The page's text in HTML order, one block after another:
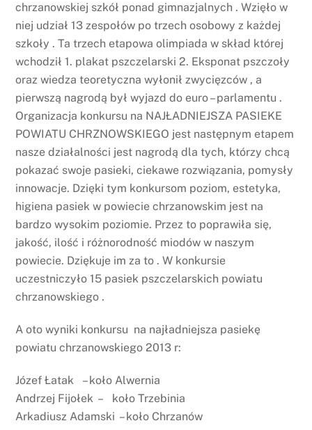
chrzanowskiej szkół ponad gimnazjalnych . Wzięło w
niej udział 13 zespołów po trzech osobowy z każdej
szkoły . Ta trzech etapowa olimpiada w skład której
wchodził 1. plakat pszczelarski 2. Eksponat pszczoły
oraz wiedza teoretyczna wyłonił zwycięzców , a
pierwszą nagrodą był wyjazd do euro – parlamentu .
Organizacja konkursu na NAJŁADNIEJSZA PASIEKE
POWIATU CHRZNOWSKIEGO jest następnym etapem
nasze działalności jest nagrodą dla tych, którzy chcą
pokazać swoje pasieki, ciekawe rozwiązania, pomysły
innowacje. Dzięki tym konkursom poziom, estetyka,
higiena pasiek w powiecie chrzanowskim jest na
bardzo wysokim poziomie. Przez to poprawiła się,
jakość, ilość i różnorodność miodów w naszym
powiecie. Dziękuje im za to . W konkursie
uczestniczyło 15 pasiek pszczelarskich powiatu
chrzanowskiego .
A oto wyniki konkursu na najładniejsza pasiekę
powiatu chrzanowskiego 2013 r:
Józef Łatak – koło Alwernia
Andrzej Fijołek – koło Trzebinia
Arkadiusz Adamski – koło Chrzanów